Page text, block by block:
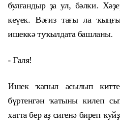
булғандыр ҙа ул, бәлки.
кеүек. Вәғиз тағы ла
ишеккә туҡылдата башланы.
- Галя!
Ишек ҡапыл асылып
бүртенгән ҡатыны килеп
хатта бер аҙ сигенә биреп